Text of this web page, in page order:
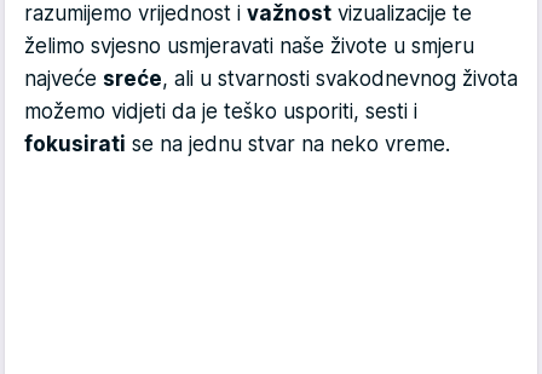
razumijemo vrijednost i važnost vizualizacije te
želimo svjesno usmjeravati naše živote u smjeru
najveće sreće, ali u stvarnosti svakodnevnog života
možemo vidjeti da je teško usporiti, sesti i
fokusirati se na jednu stvar na neko vreme.